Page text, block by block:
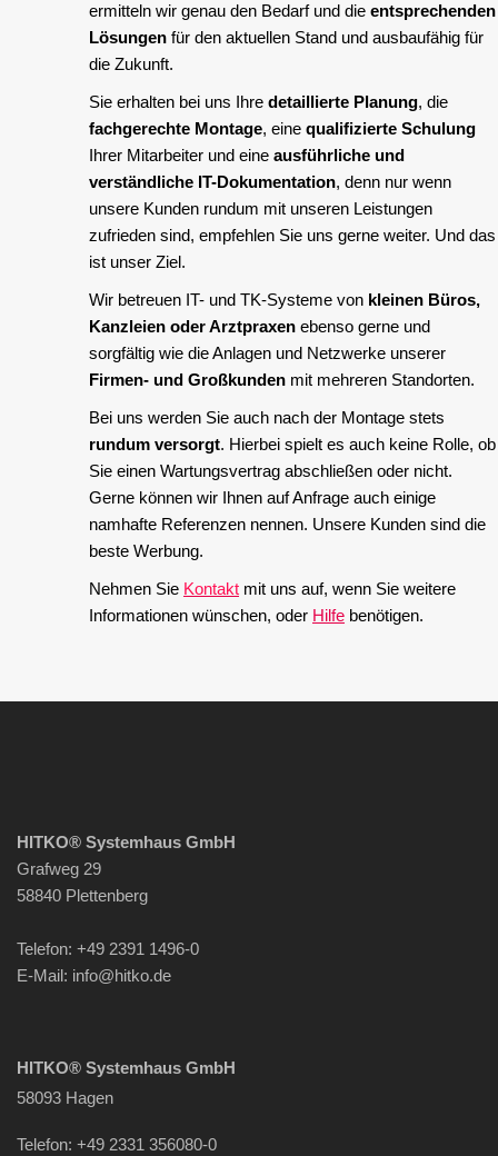
ermitteln wir genau den Bedarf und die entsprechenden
Lösungen für den aktuellen Stand und ausbaufähig für
die Zukunft.
Sie erhalten bei uns Ihre detaillierte Planung, die
fachgerechte Montage, eine qualifizierte Schulung
Ihrer Mitarbeiter und eine ausführliche und
verständliche IT-Dokumentation, denn nur wenn
unsere Kunden rundum mit unseren Leistungen
zufrieden sind, empfehlen Sie uns gerne weiter. Und das
ist unser Ziel.
Wir betreuen IT- und TK-Systeme von kleinen Büros,
Kanzleien oder Arztpraxen ebenso gerne und
sorgfältig wie die Anlagen und Netzwerke unserer
Firmen- und Großkunden mit mehreren Standorten.
Bei uns werden Sie auch nach der Montage stets
rundum versorgt. Hierbei spielt es auch keine Rolle, ob
Sie einen Wartungsvertrag abschließen oder nicht.
Gerne können wir Ihnen auf Anfrage auch einige
namhafte Referenzen nennen. Unsere Kunden sind die
beste Werbung.
Nehmen Sie Kontakt mit uns auf, wenn Sie weitere
Informationen wünschen, oder Hilfe benötigen.
HITKO® Systemhaus GmbH
Grafweg 29
58840 Plettenberg
Telefon: +49 2391 1496-0
E-Mail: info@hitko.de
HITKO® Systemhaus GmbH
58093 Hagen
Telefon: +49 2331 356080-0